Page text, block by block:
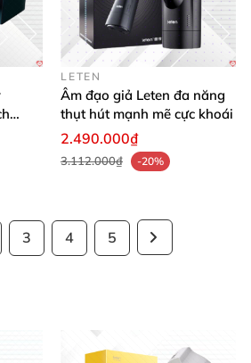
LETEN
Âm đạo giả Leten đa năng
thụt hút mạnh mẽ cực khoái
2.490.000₫
3.112.000₫ -20%
3 4 5